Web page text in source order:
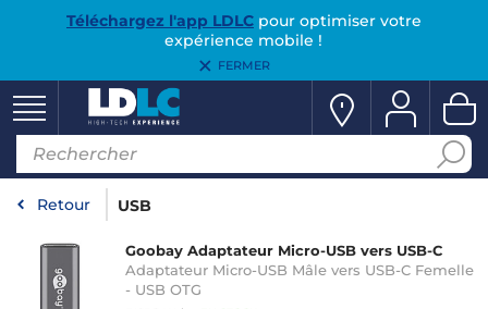
Téléchargez l'app LDLCpour optimiser votre
expérience mobile !
FERMER
Retour USB
Goobay Adaptateur Micro-USB vers USB-C
Adaptateur Micro-USB Mâle vers USB-C Femelle
- USB OTG